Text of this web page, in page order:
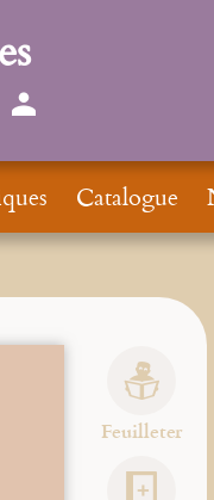
Feuilleter
Catalogue